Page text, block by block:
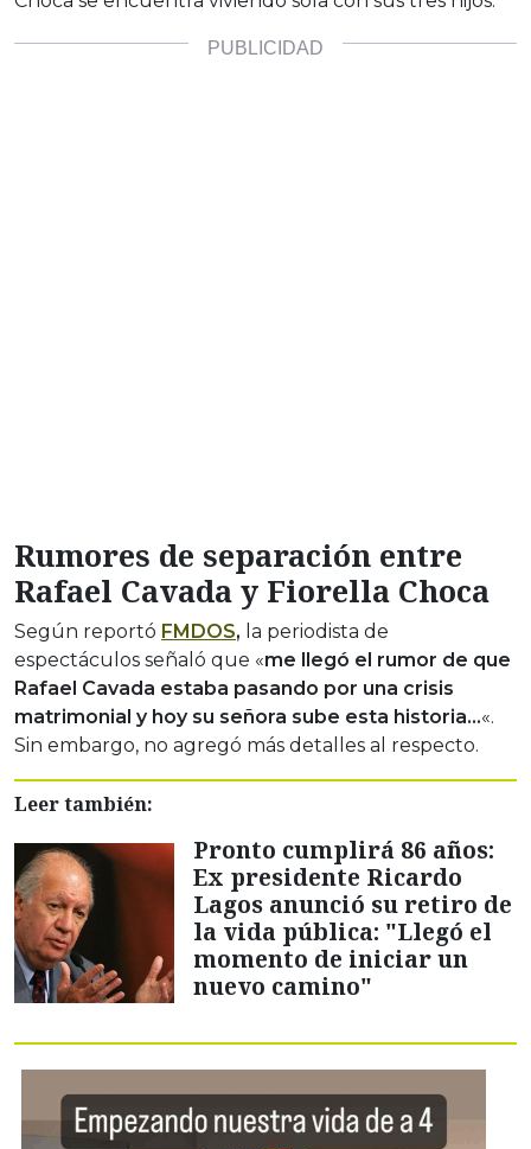
Rumores de separación entre
Rafael Cavada y Fiorella Choca
Según reportó FMDOS, la periodista de
espectáculos señaló que «me llegó el rumor de que
Rafael Cavada estaba pasando por una crisis
matrimonial y hoy su señora sube esta historia…«.
Sin embargo, no agregó más detalles al respecto.
Leer también:
Pronto cumplirá 86 años:
Ex presidente Ricardo
Lagos anunció su retiro de
la vida pública: "Llegó el
momento de iniciar un
nuevo camino"